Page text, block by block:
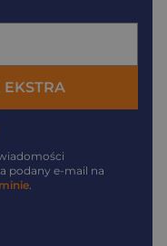
podany e-mail na
.